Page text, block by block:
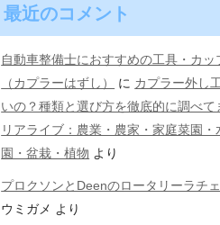
最近のコメント
自動車整備士におすすめの工具・カ
（カプラーはずし）
に カプラー外し
いの？種類と選び方を徹底的に調べて
リアライブ：農業・農家・家庭菜園・
園・盆栽・植物 より
プロクソンとDeenのロータリーラチ
ウミガメ より